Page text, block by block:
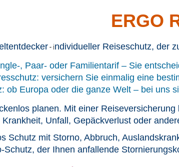
ERGO
- individueller Reiseschutz, der
, Paar- oder Familientarif – Sie
versichern Sie einmalig eine
ob Europa oder die ganze Welt – bei uns
planen. Mit einer
Unfall, Gepäckverlust oder
Schutz mit Storno, Abbruch,
der Ihnen anfallende